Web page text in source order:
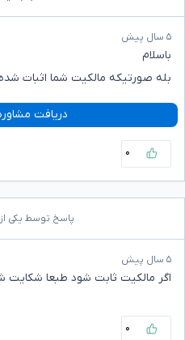
۵ سال پیش
باسلام
بله صورتیکه مالکیت شما اثبات شده
دریافت
۰
پاسخ توسط یکی از
۵ سال پیش
اگر مالکیت ثابت شود طبعا شکایت
۰